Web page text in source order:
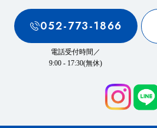
052-773-1866
電話受付時間／
9:00 - 17:30(無休)